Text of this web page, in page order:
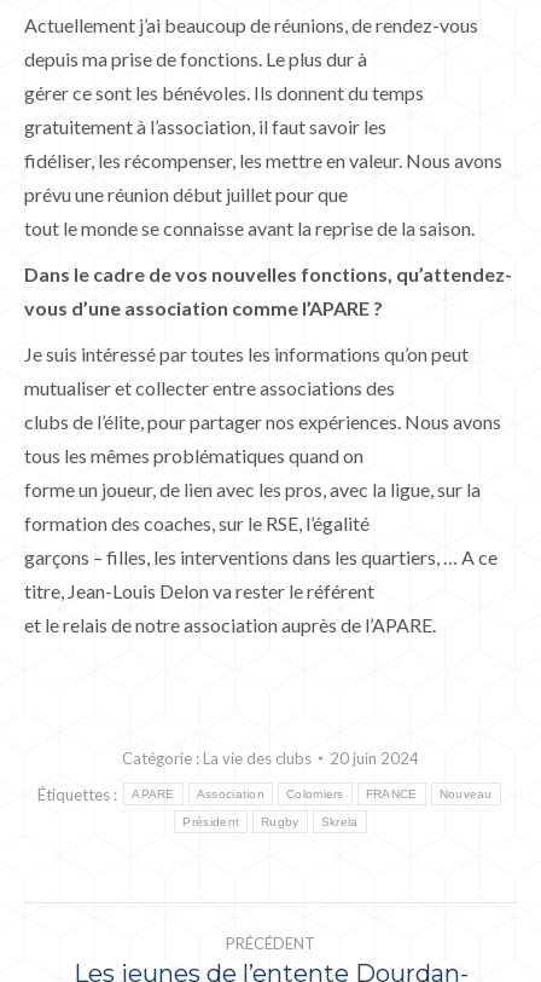
Actuellement j’ai beaucoup de réunions, de rendez-vous
depuis ma prise de fonctions. Le plus dur à
gérer ce sont les bénévoles. Ils donnent du temps
gratuitement à l’association, il faut savoir les
fidéliser, les récompenser, les mettre en valeur. Nous avons
prévu une réunion début juillet pour que
tout le monde se connaisse avant la reprise de la saison.
Dans le cadre de vos nouvelles fonctions, qu’attendez-
vous d’une association comme l’APARE ?
Je suis intéressé par toutes les informations qu’on peut
mutualiser et collecter entre associations des
clubs de l’élite, pour partager nos expériences. Nous avons
tous les mêmes problématiques quand on
forme un joueur, de lien avec les pros, avec la ligue, sur la
formation des coaches, sur le RSE, l’égalité
garçons – filles, les interventions dans les quartiers, … A ce
titre, Jean-Louis Delon va rester le référent
et le relais de notre association auprès de l’APARE.
Catégorie : La vie des clubs
20 juin 2024
Étiquettes :
APARE Association Colomiers FRANCE Nouveau
Président Rugby Skrela
ARTICLE
PRÉCÉDENT
Les jeunes de l’entente Dourdan-